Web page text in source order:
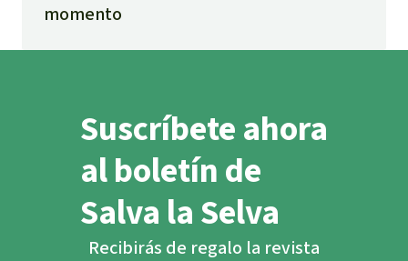
momento
Suscríbete ahora
al boletín de
Salva la Selva
Recibirás de regalo la revista